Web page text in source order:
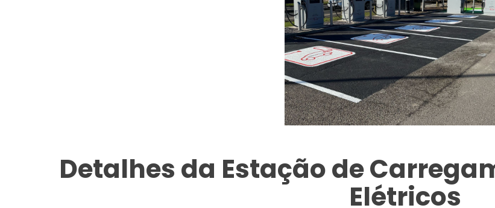
Detalhes da Estação de
Elétricos